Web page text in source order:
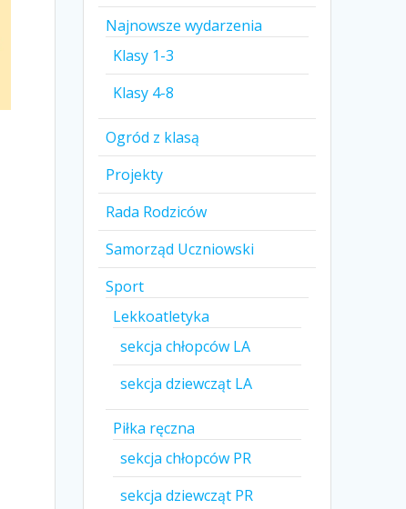
Najnowsze wydarzenia
Klasy 1-3
Klasy 4-8
Ogród z klasą
Projekty
Rada Rodziców
Samorząd Uczniowski
Sport
Lekkoatletyka
sekcja chłopców LA
sekcja dziewcząt LA
Piłka ręczna
sekcja chłopców PR
sekcja dziewcząt PR